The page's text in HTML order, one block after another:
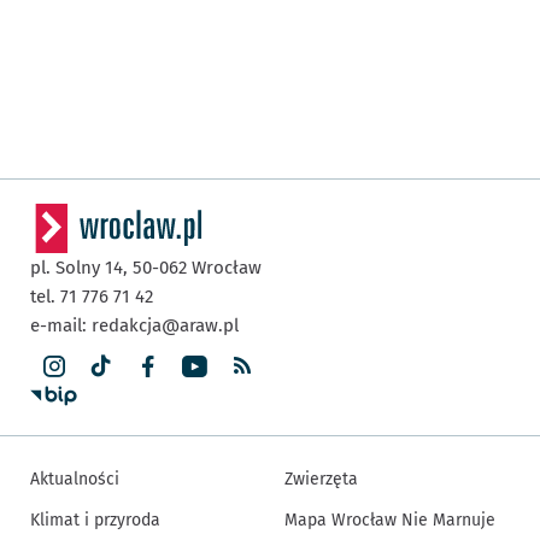
pl. Solny 14, 50-062 Wrocław
tel. 71 776 71 42
e-mail: redakcja@araw.pl
Aktualności
Klimat i przyroda
Zwierzęta
Mapa Wrocław Nie Marnuje